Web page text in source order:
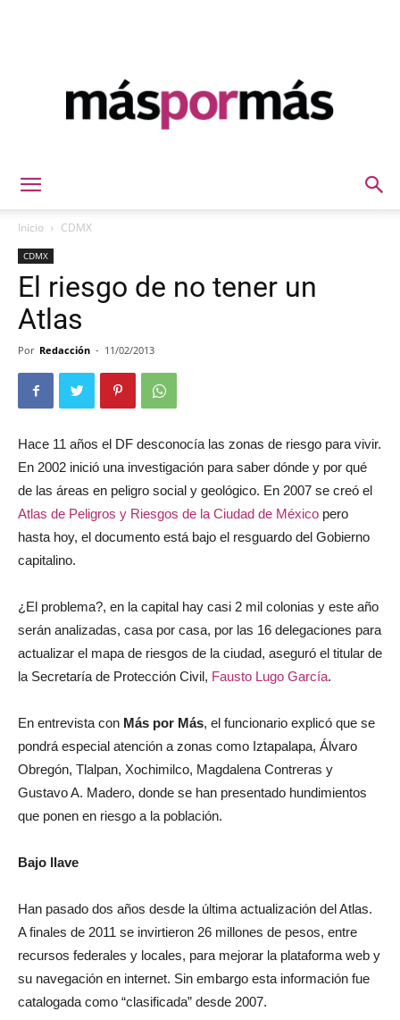
Inicio CDMX
CDMX
El riesgo de no tener un
Atlas
Por Redacción - 11/02/2013
Hace 11 años el DF desconocía las zonas de riesgo para vivir.
En 2002 inició una investigación para saber dónde y por qué
de las áreas en peligro social y geológico. En 2007 se creó el
Atlas de Peligros y Riesgos de la Ciudad de México pero
hasta hoy, el documento está bajo el resguardo del Gobierno
capitalino.
¿El problema?, en la capital hay casi 2 mil colonias y este año
serán analizadas, casa por casa, por las 16 delegaciones para
actualizar el mapa de riesgos de la ciudad, aseguró el titular de
la Secretaría de Protección Civil, Fausto Lugo García.
En entrevista con Más por Más, el funcionario explicó que se
pondrá especial atención a zonas como Iztapalapa, Álvaro
Obregón, Tlalpan, Xochimilco, Magdalena Contreras y
Gustavo A. Madero, donde se han presentado hundimientos
que ponen en riesgo a la población.
Bajo llave
Han pasado dos años desde la última actualización del Atlas.
A finales de 2011 se invirtieron 26 millones de pesos, entre
recursos federales y locales, para mejorar la plataforma web y
su navegación en internet. Sin embargo esta información fue
catalogada como “clasificada” desde 2007.